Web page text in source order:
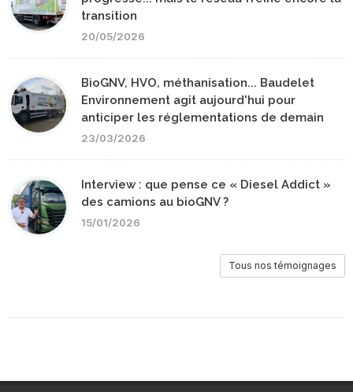
transition
20/05/2026
BioGNV, HVO, méthanisation... Baudelet
Environnement agit aujourd'hui pour
anticiper les réglementations de demain
23/03/2026
Interview : que pense ce « Diesel Addict »
des camions au bioGNV ?
15/01/2026
Tous nos témoignages